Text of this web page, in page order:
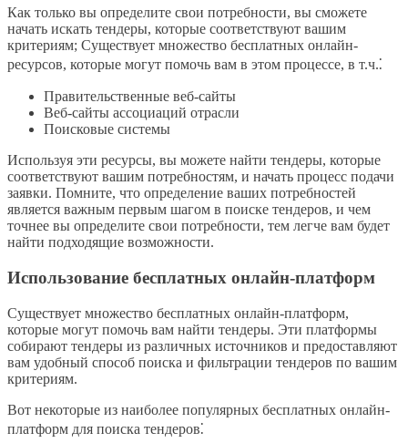
Как только вы определите свои потребности, вы сможете
начать искать тендеры, которые соответствуют вашим
критериям; Существует множество бесплатных онлайн-
ресурсов, которые могут помочь вам в этом процессе, в т.ч.⁚
Правительственные веб-сайты
Веб-сайты ассоциаций отрасли
Поисковые системы
Используя эти ресурсы, вы можете найти тендеры, которые
соответствуют вашим потребностям, и начать процесс подачи
заявки. Помните, что определение ваших потребностей
является важным первым шагом в поиске тендеров, и чем
точнее вы определите свои потребности, тем легче вам будет
найти подходящие возможности.
Использование бесплатных онлайн-платформ
Существует множество бесплатных онлайн-платформ,
которые могут помочь вам найти тендеры. Эти платформы
собирают тендеры из различных источников и предоставляют
вам удобный способ поиска и фильтрации тендеров по вашим
критериям.
Вот некоторые из наиболее популярных бесплатных онлайн-
платформ для поиска тендеров⁚